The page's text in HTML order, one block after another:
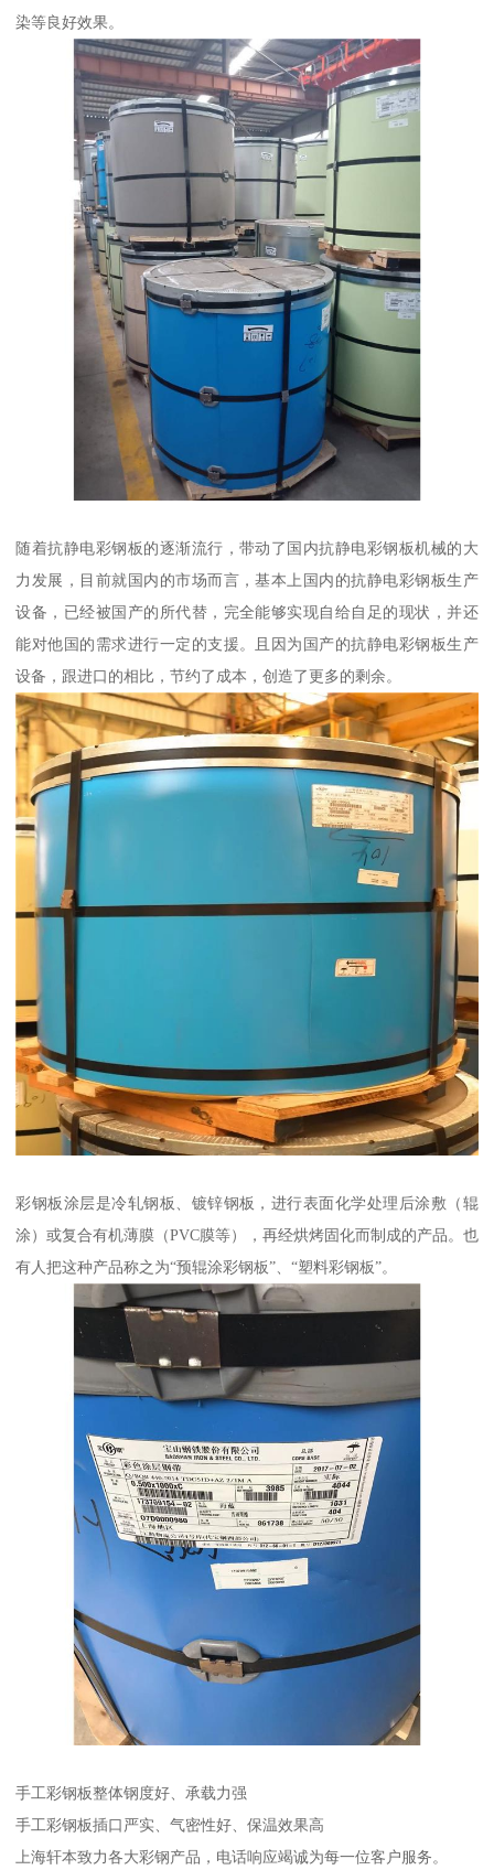
染等良好效果。
随着抗静电彩钢板的逐渐流行，带动了国内抗静电彩钢板机械的大
力发展，目前就国内的市场而言，基本上国内的抗静电彩钢板生产
设备，已经被国产的所代替，完全能够实现自给自足的现状，并还
能对他国的需求进行一定的支援。且因为国产的抗静电彩钢板生产
设备，跟进口的相比，节约了成本，创造了更多的剩余。
彩钢板涂层是冷轧钢板、镀锌钢板，进行表面化学处理后涂敷（辊
涂）或复合有机薄膜（PVC膜等），再经烘烤固化而制成的产品。也
有人把这种产品称之为“预辊涂彩钢板”、“塑料彩钢板”。
手工彩钢板整体钢度好、承载力强
手工彩钢板插口严实、气密性好、保温效果高
上海轩本致力各大彩钢产品，电话响应竭诚为每一位客户服务。